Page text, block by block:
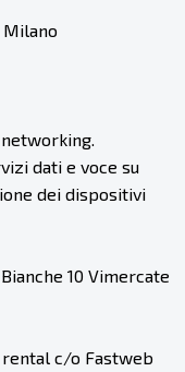
Milano
dati e voce su
dei dispositivi
10 Vimercate
c/o Fastweb